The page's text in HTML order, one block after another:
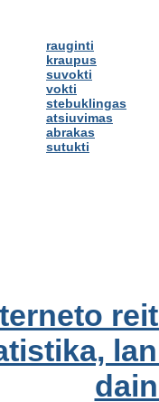
rauginti
kraupus
suvokti
vokti
stebuklingas
atsiuvimas
abrakas
sutukti